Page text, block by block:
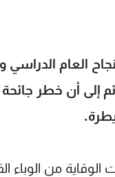
العام
إلى أن خطر
الوقاية من